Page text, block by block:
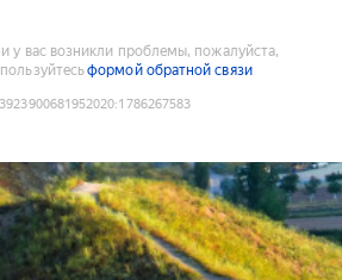
у вас возникли проблемы, пожалуйста,
формой обратной связи
:1786267583